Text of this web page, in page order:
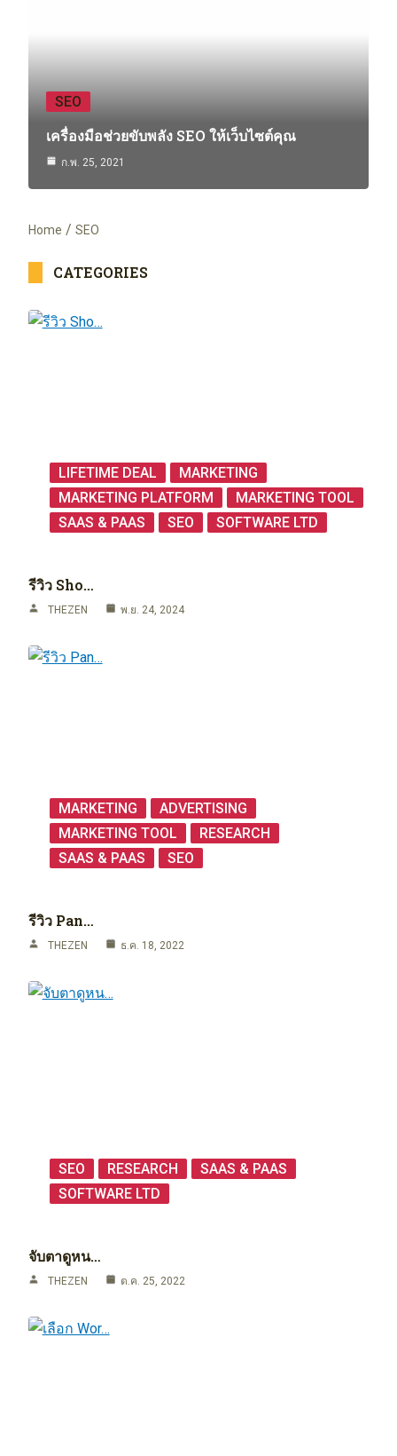
SEO
เครื่องมือช่วยขับพลัง SEO ให้เว็บไซต์คุณ
ก.พ. 25, 2021
Home SEO
CATEGORIES
LIFETIME DEAL
MARKETING
MARKETING PLATFORM
MARKETING TOOL
SAAS & PAAS
SEO SOFTWARE LTD
รีวิว Sho…
THEZEN พ.ย. 24, 2024
MARKETING
ADVERTISING
MARKETING TOOL
RESEARCH
SAAS & PAAS
SEO
รีวิว Pan…
THEZEN ธ.ค. 18, 2022
SEO RESEARCH
SAAS & PAAS
SOFTWARE LTD
จับตาดูหน…
THEZEN ต.ค. 25, 2022